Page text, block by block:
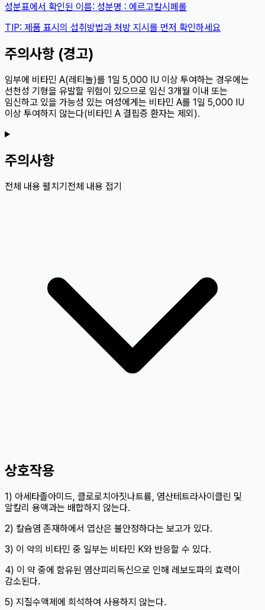
성분표에서 확인된 이름: 성분명 : 에르고칼시페롤
TIP: 제품 표시의 섭취방법과 처방 지시를 먼저 확인하세요
주의사항 (경고)
임부에 비타민 A(레티놀)를 1일 5,000 IU 이상 투여하는 경우에는
선천성 기형을 유발할 위험이 있으므로 임신 3개월 이내 또는
임신하고 있을 가능성 있는 여성에게는 비타민 A를 1일 5,000 IU
이상 투여하지 않는다(비타민 A 결핍증 환자는 제외).
주의사항
전체 내용 펼치기전체 내용 접기
상호작용
1) 아세타졸아미드, 클로로치아짓나트륨, 염산테트라사이클린 및
알칼리 용액과는 배합하지 않는다.
2) 칼슘염 존재하에서 엽산은 불안정하다는 보고가 있다.
3) 이 약의 비타민 중 일부는 비타민 K와 반응할 수 있다.
4) 이 약 중에 함유된 염산피리독신으로 인해 레보도파의 효력이
감소된다.
5) 지질수액제에 희석하여 사용하지 않는다.